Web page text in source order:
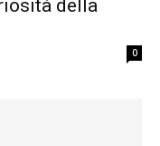
della
0